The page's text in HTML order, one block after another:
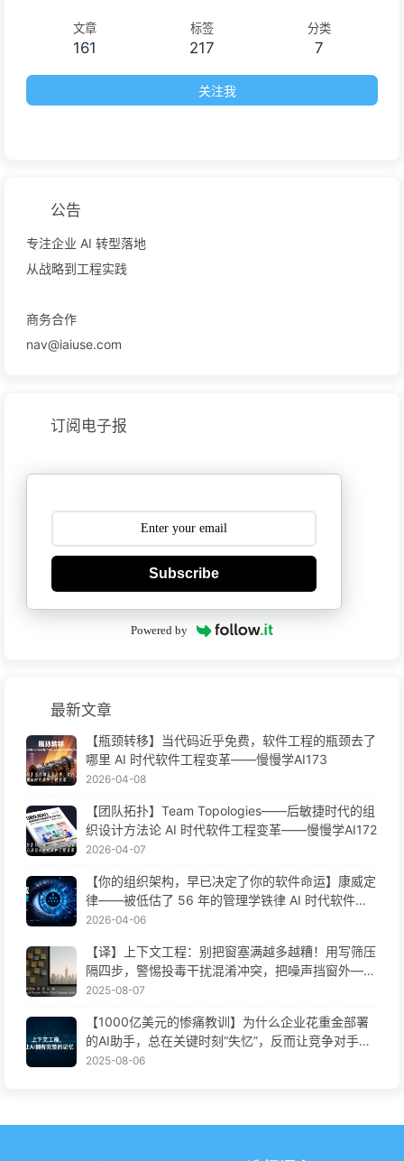
文章
161
标签
217
分类
7
关注我
公告
专注企业 AI 转型落地
从战略到工程实践
商务合作
nav@iaiuse.com
订阅电子报
Subscribe
Powered by
最新文章
【瓶颈转移】当代码近乎免费，软件工程的瓶颈去了
哪里 AI 时代软件工程变革——慢慢学AI173
2026-04-08
【团队拓扑】Team Topologies——后敏捷时代的组
织设计方法论 AI 时代软件工程变革——慢慢学AI172
2026-04-07
【你的组织架构，早已决定了你的软件命运】康威定
律——被低估了 56 年的管理学铁律 AI 时代软件工
程变革——慢慢学AI171
2026-04-06
【译】上下文工程：别把窗塞满越多越糟！用写筛压
隔四步，警惕投毒干扰混淆冲突，把噪声挡窗外——
慢慢学AI170
2025-08-07
【1000亿美元的惨痛教训】为什么企业花重金部署
的AI助手，总在关键时刻“失忆”，反而让竞争对手实
现90%性能提升？——慢慢学AI169
2025-08-06